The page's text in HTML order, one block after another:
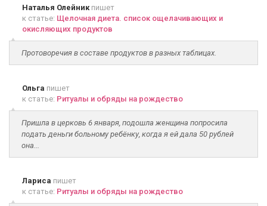
Наталья Олейникпишет
к статье: Щелочная диета. список ощелачивающих и
окисляющих продуктов
Протоворечия в составе продуктов в разных таблицах.
Ольга пишет
к статье: Ритуалы и обряды на рождество
Пришла в церковь 6 января, подошла женщина попросила
подать деньги больному ребёнку, когда я ей дала 50 рублей
она...
Лариса пишет
к статье: Ритуалы и обряды на рождество